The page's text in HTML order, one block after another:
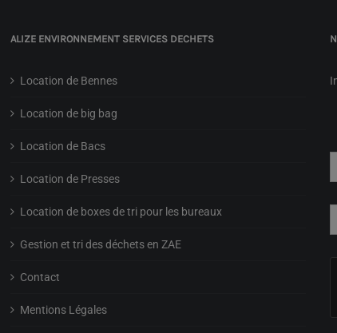
ALIZE ENVIRONNEMENT SERVICES DECHETS
Location de Bennes
Location de big bag
Location de Bacs
Location de Presses
Location de boxes de tri pour les bureaux
Gestion et tri des déchets en ZAE
Contact
Mentions Légales